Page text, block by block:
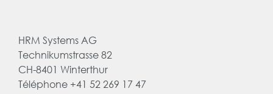
HRM Systems AG
Technikumstrasse 82
CH-8401 Winterthur
Téléphone +41 52 269 17 47